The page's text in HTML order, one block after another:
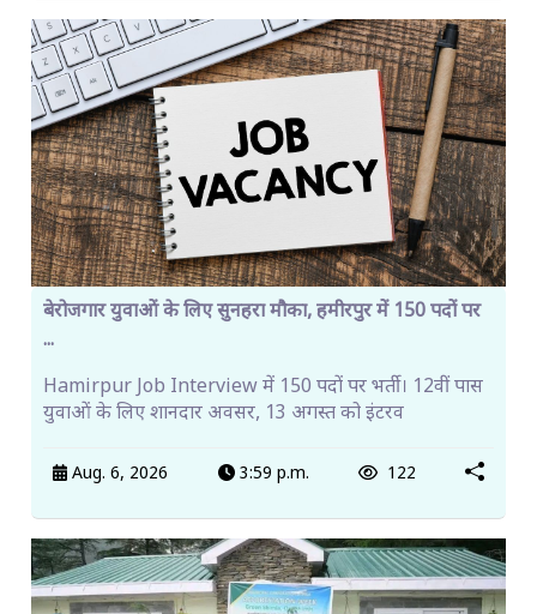
बेरोजगार युवाओं के लिए सुनहरा मौका, हमीरपुर में 150 पदों पर
...
Hamirpur Job Interview में 150 पदों पर भर्ती। 12वीं पास
युवाओं के लिए शानदार अवसर, 13 अगस्त को इंटरव
Aug. 6, 2026 3:59 p.m. 122